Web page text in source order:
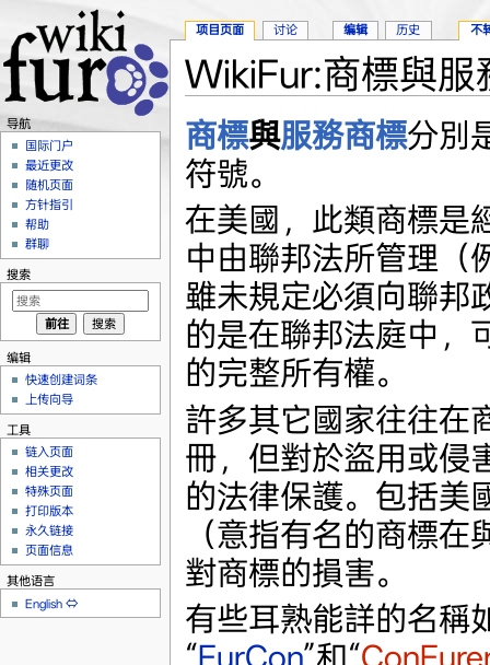
WikiFur:商標與服
商標與服務商標分別
符號。
在美國，此類商標是
中由聯邦法所管理（
雖未規定必須向聯邦
的是在聯邦法庭中，
的完整所有權。
許多其它國家往往在
冊，但對於盜用或侵
的法律保護。包括美
（意指有名的商標
對商標的損害。
有些耳熟能詳的名稱
“FurCon”和“
项目页面 讨论 编辑 历史 不
导航
国际门户
最近更改
随机页面
方针指引
帮助
群聊
搜索
编辑
快速创建词条
上传向导
工具
链入页面
相关更改
特殊页面
打印版本
永久链接
页面信息
其他语言
English ⇔